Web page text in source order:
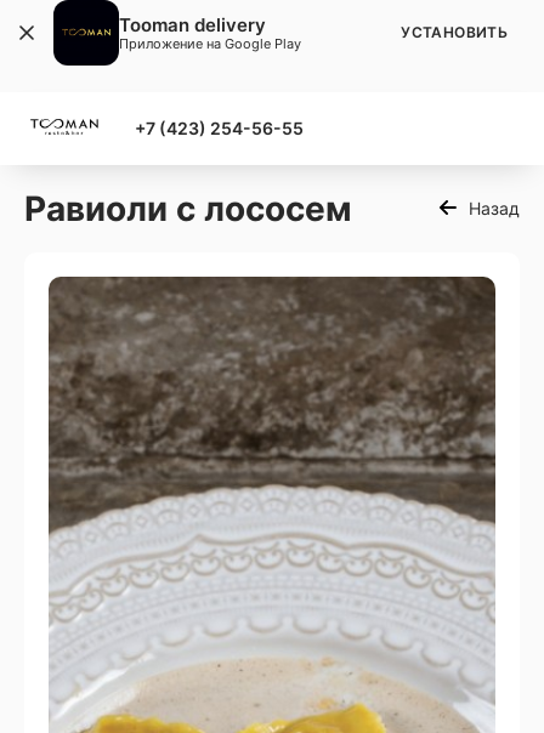
+7 (423) 254-56-55
Равиоли с лососем Назад
Tooman delivery
Приложение на Google Play
УСТАНОВИТЬ